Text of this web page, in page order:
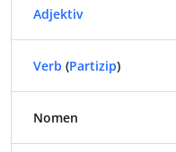
Adjektiv
Verb (Partizip)
Nomen